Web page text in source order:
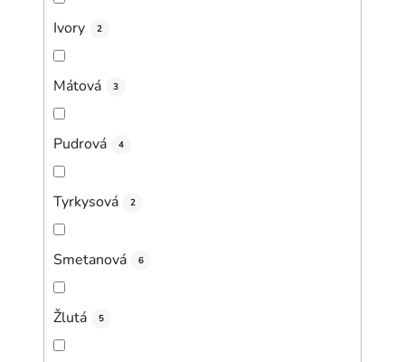
Ivory 2
Mátová 3
Pudrová 4
Tyrkysová 2
Smetanová 6
Žlutá 5